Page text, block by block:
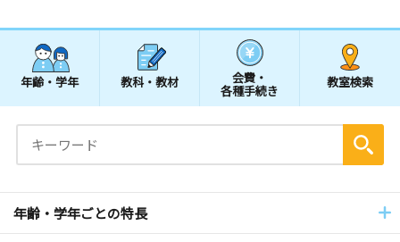
年齢・学年 教科・教材 会費・
各種手続き
教室検索
年齢・学年ごとの特長